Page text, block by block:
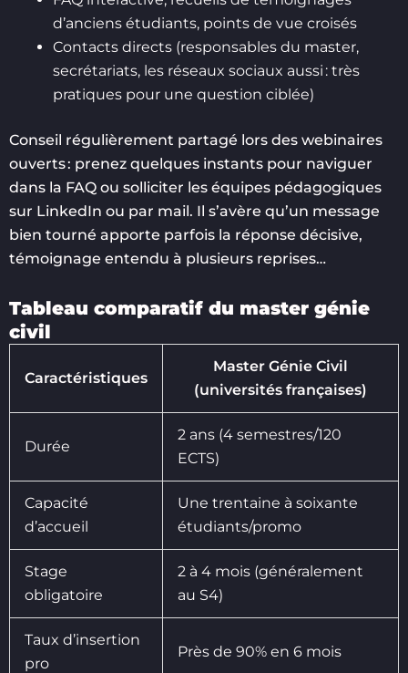
d’anciens étudiants, points de vue croisés
Contacts directs (responsables du master,
secrétariats, les réseaux sociaux aussi : très
pratiques pour une question ciblée)
Conseil régulièrement partagé lors des webinaires
ouverts : prenez quelques instants pour naviguer
dans la FAQ ou solliciter les équipes pédagogiques
sur LinkedIn ou par mail. Il s’avère qu’un message
bien tourné apporte parfois la réponse décisive,
témoignage entendu à plusieurs reprises…
Tableau comparatif du master génie
civil
Caractéristiques
Master Génie Civil
(universités françaises)
Durée
2 ans (4 semestres/120
ECTS)
Capacité
d’accueil
Une trentaine à soixante
étudiants/promo
Stage
obligatoire
2 à 4 mois (généralement
au S4)
Taux d’insertion
pro
Près de 90% en 6 mois